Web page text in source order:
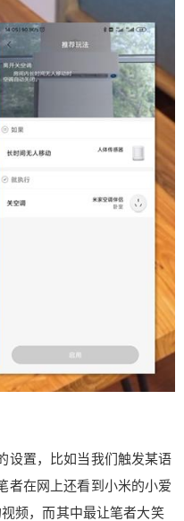
设置，比如当我们触发某语
者在网上还看到小米的小爱
频，而其中最让笔者大笑
给Nancy打赏
元 10 元
元 自定义
付费内容